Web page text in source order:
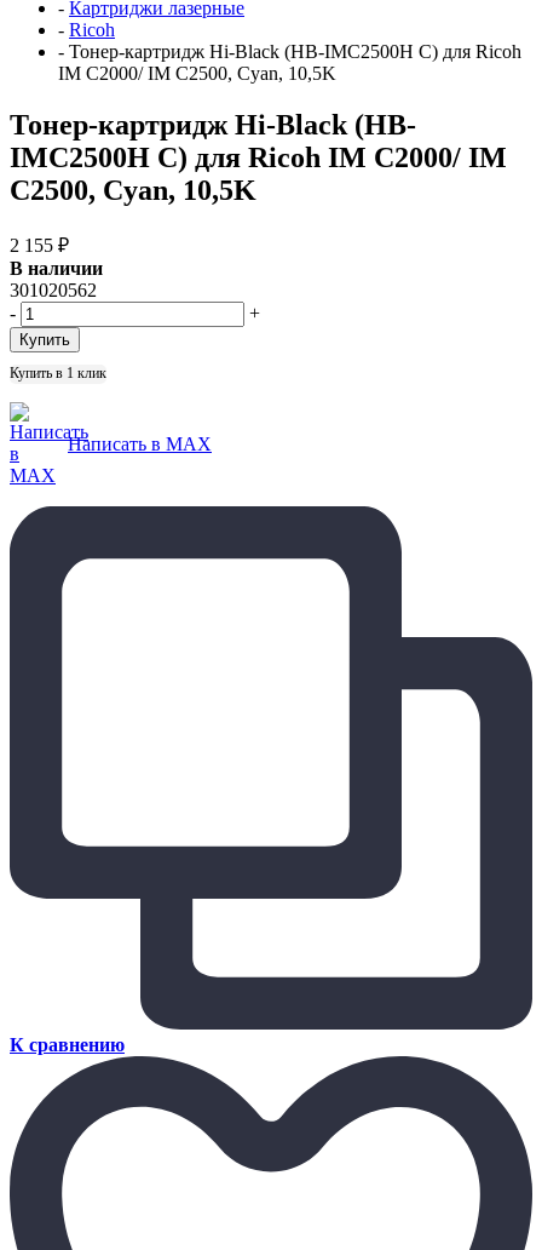
- Картриджи лазерные
- Ricoh
- Тонер-картридж Hi-Black (HB-IMC2500H C) для Ricoh
IM C2000/ IM C2500, Cyan, 10,5K
Тонер-картридж Hi-Black (HB-
IMC2500H C) для Ricoh IM C2000/ IM
C2500, Cyan, 10,5K
2 155 ₽
В наличии
301020562
-
+
Купить в 1 клик
Написать в MAX
К сравнению